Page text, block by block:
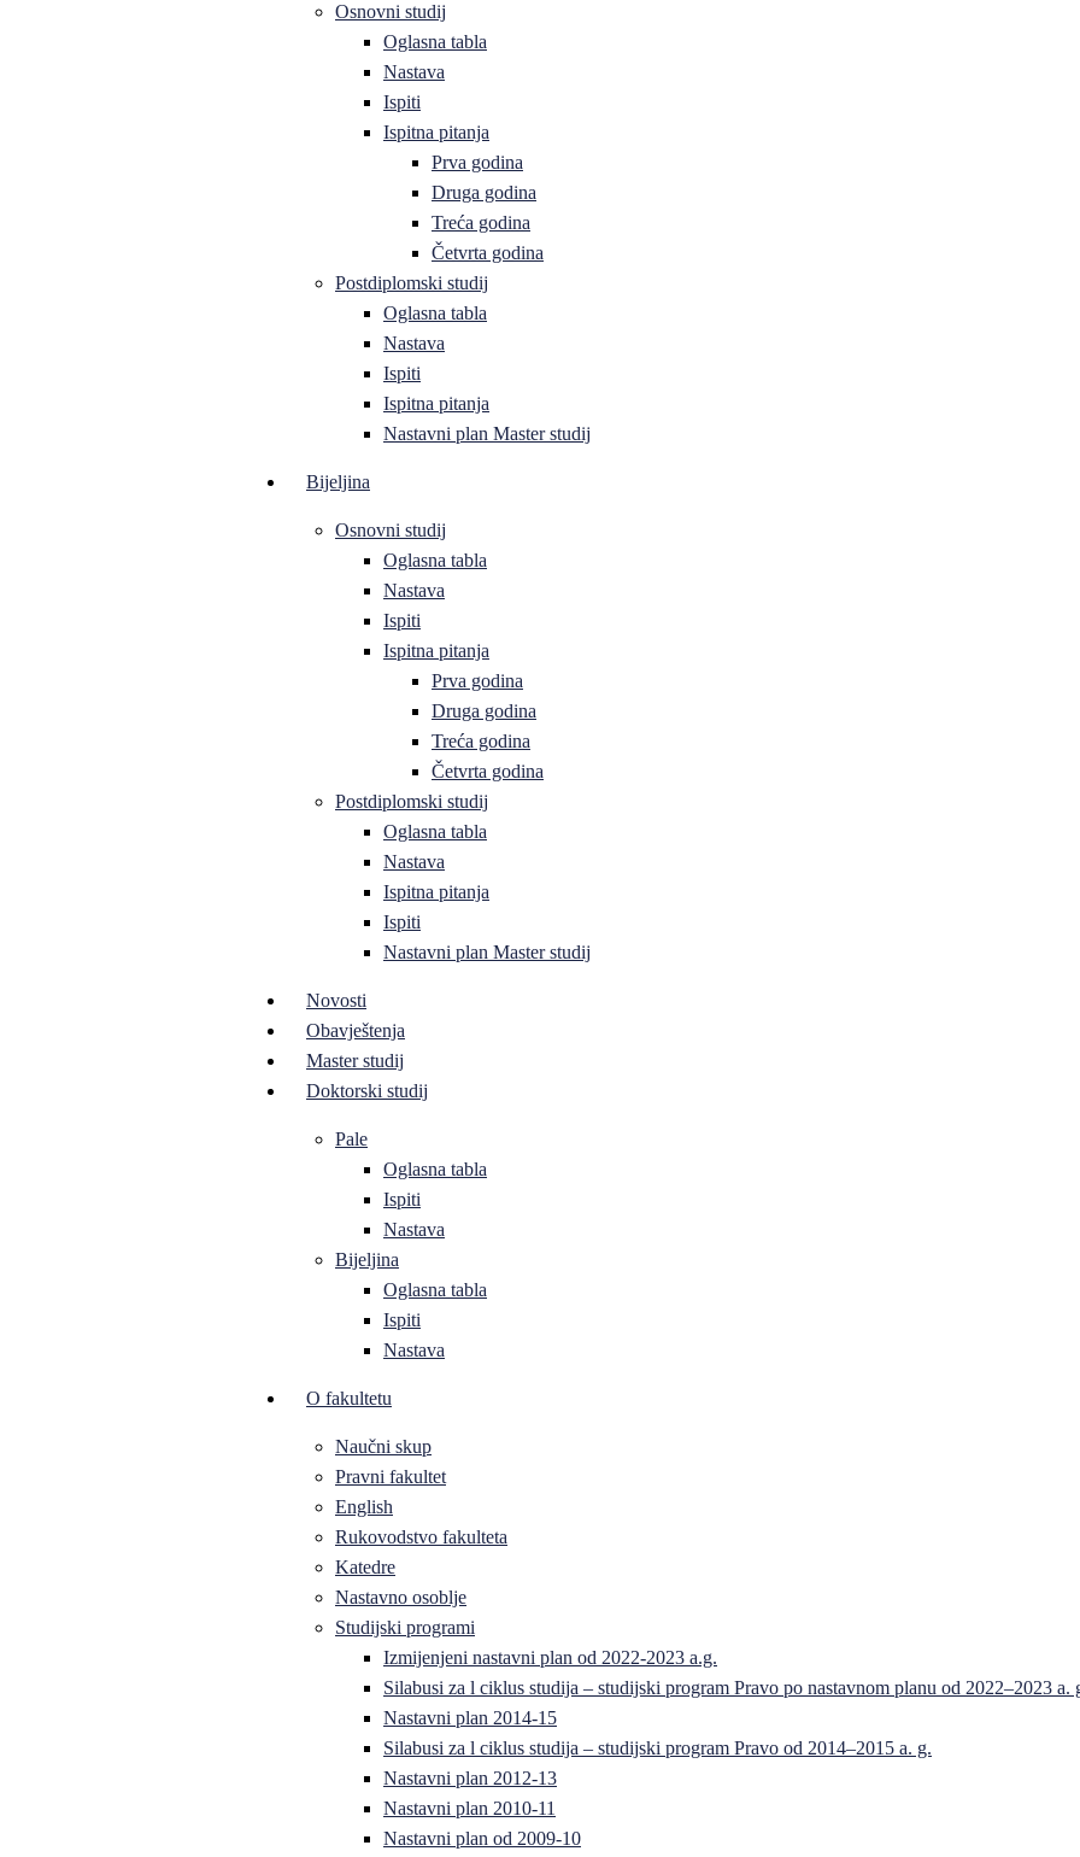
Osnovni studij
Oglasna tabla
Nastava
Ispiti
Ispitna pitanja
Prva godina
Druga godina
Treća godina
Četvrta godina
Postdiplomski studij
Oglasna tabla
Nastava
Ispiti
Ispitna pitanja
Nastavni plan Master studij
Bijeljina
Osnovni studij
Oglasna tabla
Nastava
Ispiti
Ispitna pitanja
Prva godina
Druga godina
Treća godina
Četvrta godina
Postdiplomski studij
Oglasna tabla
Nastava
Ispitna pitanja
Ispiti
Nastavni plan Master studij
Novosti
Obavještenja
Master studij
Doktorski studij
Pale
Oglasna tabla
Ispiti
Nastava
Bijeljina
Oglasna tabla
Ispiti
Nastava
O fakultetu
Naučni skup
Pravni fakultet
English
Rukovodstvo fakulteta
Katedre
Nastavno osoblje
Studijski programi
Izmijenjeni nastavni plan od 2022-2023 a.g.
Silabusi za l ciklus studija – studijski program Pravo po nastavnom planu od 2022–2023 a.
Nastavni plan 2014-15
Silabusi za l ciklus studija – studijski program Pravo od 2014–2015 a. g.
Nastavni plan 2012-13
Nastavni plan 2010-11
Nastavni plan od 2009-10